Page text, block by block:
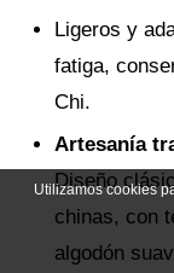
Ligeros y
fatiga,
Chi.
Artesanía
Diseño
chinas, con
algodón
Utilizamos cookies